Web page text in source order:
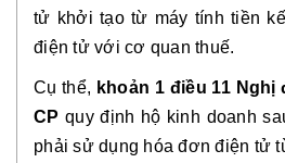
tử khởi tạo từ máy tính tiền
điện tử với cơ quan thuế.
Cụ thể, khoản 1 điều 11 Nghị
CP quy định hộ kinh doanh
phải sử dụng hóa đơn điện tử